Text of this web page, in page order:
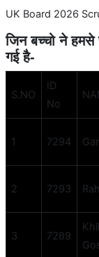
UK Board 2026
जिन बच्चो ने हमसे
गई है-
S.NO
ID
No
1 7294
2 7293
3 7289